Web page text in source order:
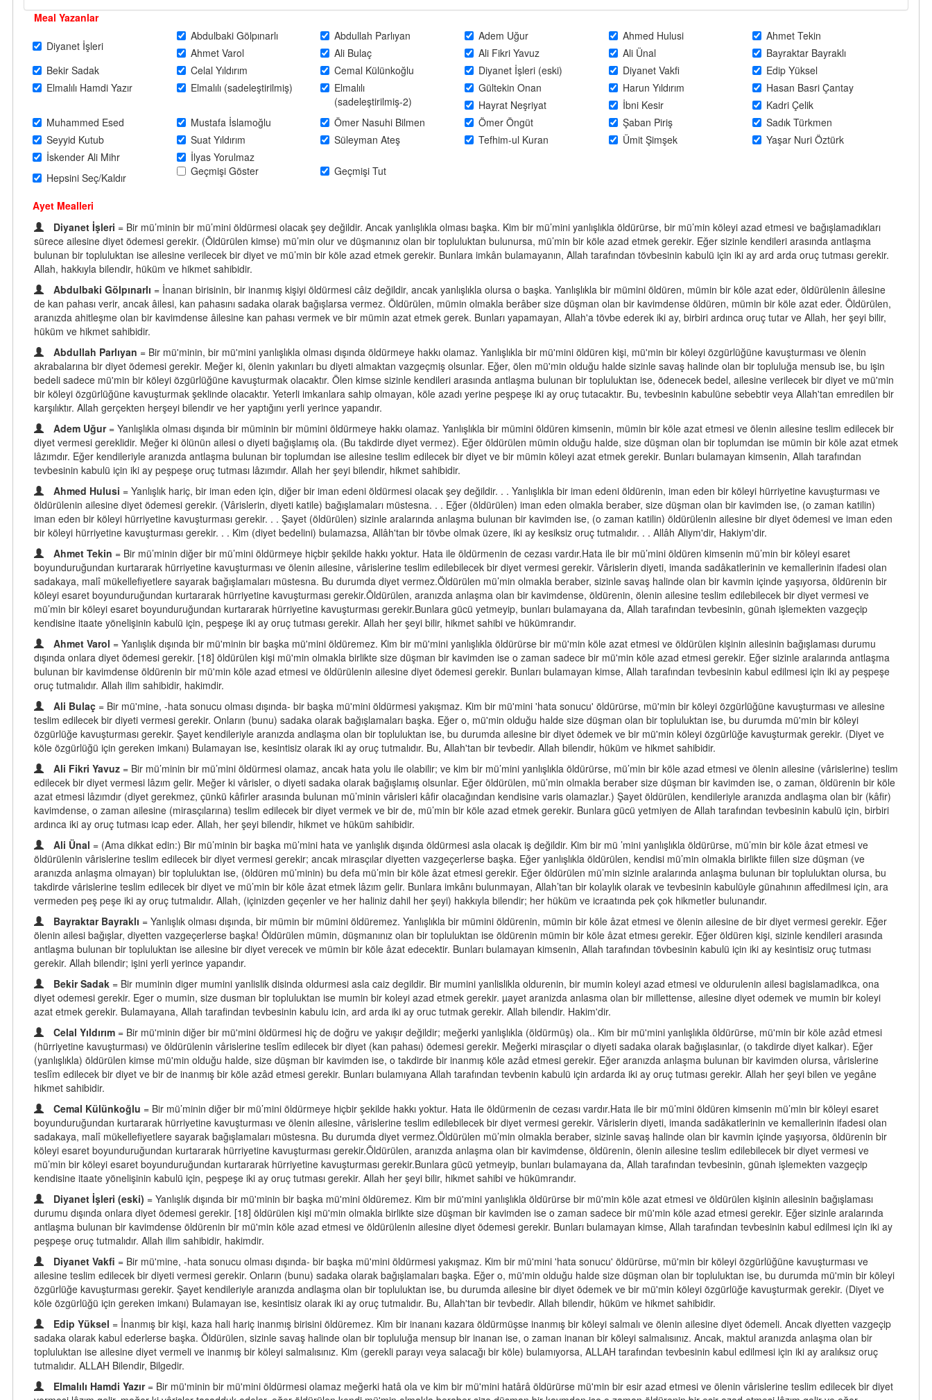
Meal Yazanlar
Diyanet İşleri
Abdulbaki Gölpınarlı Abdullah Parlıyan Adem Uğur Ahmed Hulusi
Ahmet Tekin
Ahmet Varol
Ali Bulaç Ali Fikri Yavuz Ali Ünal
Bayraktar Bayraklı
Bekir Sadak
Celal Yıldırım Cemal Külünkoğlu Diyanet İşleri (eski) Diyanet Vakfi
Edip Yüksel
Elmalılı Hamdi Yazır
Elmalılı (sadeleştirilmiş)
Elmalılı
(sadeleştirilmiş-2)
Gültekin Onan Harun Yıldırım
Hasan Basri Çantay
Hayrat Neşriyat
İbni Kesir
Kadri Çelik
Muhammed Esed
Mustafa İslamoğlu Ömer Nasuhi Bilmen Ömer Öngüt Şaban Piriş
Sadık Türkmen
Seyyid Kutub
Suat Yıldırım Süleyman Ateş Tefhim-ul Kuran Ümit Şimşek
Yaşar Nuri Öztürk
İskender Ali Mihr
İlyas Yorulmaz
Hepsini Seç/Kaldır
Geçmişi Göster Geçmişi Tut
Ayet Mealleri
Diyanet İşleri = Bir mü’minin bir mü’mini öldürmesi olacak şey değildir. Ancak yanlışlıkla olması başka. Kim bir mü’mini yanlışlıkla öldürürse, bir mü’min köleyi azad etmesi ve bağışlamadıkları
sürece ailesine diyet ödemesi gerekir. (Öldürülen kimse) mü’min olur ve düşmanınız olan bir topluluktan bulunursa, mü’min bir köle azad etmek gerekir. Eğer sizinle kendileri arasında antlaşma
bulunan bir topluluktan ise ailesine verilecek bir diyet ve mü’min bir köle azad etmek gerekir. Bunlara imkân bulamayanın, Allah tarafından tövbesinin kabulü için iki ay ard arda oruç tutması gerekir.
Allah, hakkıyla bilendir, hüküm ve hikmet sahibidir.
Abdulbaki Gölpınarlı = İnanan birisinin, bir inanmış kişiyi öldürmesi câiz değildir, ancak yanlışlıkla olursa o başka. Yanlışlıkla bir mümini öldüren, mümin bir köle azat eder, öldürülenin âilesine
de kan pahası verir, ancak âilesi, kan pahasını sadaka olarak bağışlarsa vermez. Öldürülen, mümin olmakla berâber size düşman olan bir kavimdense öldüren, mümin bir köle azat eder. Öldürülen,
aranızda ahitleşme olan bir kavimdense âilesine kan pahası vermek ve bir mümin azat etmek gerek. Bunları yapamayan, Allah'a tövbe ederek iki ay, birbiri ardınca oruç tutar ve Allah, her şeyi bilir,
hüküm ve hikmet sahibidir.
Abdullah Parlıyan = Bir mü'minin, bir mü'mini yanlışlıkla olması dışında öldürmeye hakkı olamaz. Yanlışlıkla bir mü'mini öldüren kişi, mü'min bir köleyi özgürlüğüne kavuşturması ve ölenin
akrabalarına bir diyet ödemesi gerekir. Meğer ki, ölenin yakınları bu diyeti almaktan vazgeçmiş olsunlar. Eğer, ölen mü'min olduğu halde sizinle savaş halinde olan bir topluluğa mensub ise, bu işin
bedeli sadece mü'min bir köleyi özgürlüğüne kavuşturmak olacaktır. Ölen kimse sizinle kendileri arasında antlaşma bulunan bir topluluktan ise, ödenecek bedel, ailesine verilecek bir diyet ve mü'min
bir köleyi özgürlüğüne kavuşturmak şeklinde olacaktır. Yeterli imkanlara sahip olmayan, köle azadı yerine peşpeşe iki ay oruç tutacaktır. Bu, tevbesinin kabulüne sebebtir veya Allah'tan emredilen bir
karşılıktır. Allah gerçekten herşeyi bilendir ve her yaptığını yerli yerince yapandır.
Adem Uğur = Yanlışlıkla olması dışında bir müminin bir mümini öldürmeye hakkı olamaz. Yanlışlıkla bir mümini öldüren kimsenin, mümin bir köle azat etmesi ve ölenin ailesine teslim edilecek bir
diyet vermesi gereklidir. Meğer ki ölünün ailesi o diyeti bağışlamış ola. (Bu takdirde diyet vermez). Eğer öldürülen mümin olduğu halde, size düşman olan bir toplumdan ise mümin bir köle azat etmek
lâzımdır. Eğer kendileriyle aranızda antlaşma bulunan bir toplumdan ise ailesine teslim edilecek bir diyet ve bir mümin köleyi azat etmek gerekir. Bunları bulamayan kimsenin, Allah tarafından
tevbesinin kabulü için iki ay peşpeşe oruç tutması lâzımdır. Allah her şeyi bilendir, hikmet sahibidir.
Ahmed Hulusi = Yanlışlık hariç, bir iman eden için, diğer bir iman edeni öldürmesi olacak şey değildir. . . Yanlışlıkla bir iman edeni öldürenin, iman eden bir köleyi hürriyetine kavuşturması ve
öldürülenin ailesine diyet ödemesi gerekir. (Vârislerin, diyeti katile) bağışlamaları müstesna. . . Eğer (öldürülen) iman eden olmakla beraber, size düşman olan bir kavimden ise, (o zaman katilin)
iman eden bir köleyi hürriyetine kavuşturması gerekir. . . Şayet (öldürülen) sizinle aralarında anlaşma bulunan bir kavimden ise, (o zaman katilin) öldürülenin ailesine bir diyet ödemesi ve iman eden
bir köleyi hürriyetine kavuşturması gerekir. . . Kim (diyet bedelini) bulamazsa, Allâh'tan bir tövbe olmak üzere, iki ay kesiksiz oruç tutmalıdır. . . Allâh Aliym'dir, Hakiym'dir.
Ahmet Tekin = Bir mü’minin diğer bir mü’mini öldürmeye hiçbir şekilde hakkı yoktur. Hata ile öldürmenin de cezası vardır.Hata ile bir mü’mini öldüren kimsenin mü’min bir köleyi esaret
boyunduruğundan kurtararak hürriyetine kavuşturması ve ölenin ailesine, vârislerine teslim edilebilecek bir diyet vermesi gerekir. Vârislerin diyeti, imanda sadâkatlerinin ve kemallerinin ifadesi olan
sadakaya, malî mükellefiyetlere sayarak bağışlamaları müstesna. Bu durumda diyet vermez.Öldürülen mü’min olmakla beraber, sizinle savaş halinde olan bir kavmin içinde yaşıyorsa, öldürenin bir
köleyi esaret boyunduruğundan kurtararak hürriyetine kavuşturması gerekir.Öldürülen, aranızda anlaşma olan bir kavimdense, öldürenin, ölenin ailesine teslim edilebilecek bir diyet vermesi ve
mü’min bir köleyi esaret boyunduruğundan kurtararak hürriyetine kavuşturması gerekir.Bunlara gücü yetmeyip, bunları bulamayana da, Allah tarafından tevbesinin, günah işlemekten vazgeçip
kendisine itaate yönelişinin kabulü için, peşpeşe iki ay oruç tutması gerekir. Allah her şeyi bilir, hikmet sahibi ve hükümrandır.
Ahmet Varol = Yanlışlık dışında bir mü'minin bir başka mü'mini öldüremez. Kim bir mü'mini yanlışlıkla öldürürse bir mü'min köle azat etmesi ve öldürülen kişinin ailesinin bağışlaması durumu
dışında onlara diyet ödemesi gerekir. [18] öldürülen kişi mü'min olmakla birlikte size düşman bir kavimden ise o zaman sadece bir mü'min köle azad etmesi gerekir. Eğer sizinle aralarında antlaşma
bulunan bir kavimdense öldürenin bir mü'min köle azad etmesi ve öldürülenin ailesine diyet ödemesi gerekir. Bunları bulamayan kimse, Allah tarafından tevbesinin kabul edilmesi için iki ay peşpeşe
oruç tutmalıdır. Allah ilim sahibidir, hakimdir.
Ali Bulaç = Bir mü'mine, -hata sonucu olması dışında- bir başka mü'mini öldürmesi yakışmaz. Kim bir mü'mini 'hata sonucu' öldürürse, mü'min bir köleyi özgürlüğüne kavuşturması ve ailesine
teslim edilecek bir diyeti vermesi gerekir. Onların (bunu) sadaka olarak bağışlamaları başka. Eğer o, mü'min olduğu halde size düşman olan bir topluluktan ise, bu durumda mü'min bir köleyi
özgürlüğe kavuşturması gerekir. Şayet kendileriyle aranızda andlaşma olan bir topluluktan ise, bu durumda ailesine bir diyet ödemek ve bir mü'min köleyi özgürlüğe kavuşturmak gerekir. (Diyet ve
köle özgürlüğü için gereken imkanı) Bulamayan ise, kesintisiz olarak iki ay oruç tutmalıdır. Bu, Allah'tan bir tevbedir. Allah bilendir, hüküm ve hikmet sahibidir.
Ali Fikri Yavuz = Bir mü’minin bir mü’mini öldürmesi olamaz, ancak hata yolu ile olabilir; ve kim bir mü’mini yanlışlıkla öldürürse, mü’min bir köle azad etmesi ve ölenin ailesine (vârislerine) teslim
edilecek bir diyet vermesi lâzım gelir. Meğer ki vârisler, o diyeti sadaka olarak bağışlamış olsunlar. Eğer öldürülen, mü’min olmakla beraber size düşman bir kavimden ise, o zaman, öldürenin bir köle
azat etmesi lâzımdır (diyet gerekmez, çünkü kâfirler arasında bulunan mü’minin vârisleri kâfir olacağından kendisine varis olamazlar.) Şayet öldürülen, kendileriyle aranızda andlaşma olan bir (kâfir)
kavimdense, o zaman ailesine (mirasçılarına) teslim edilecek bir diyet vermek ve bir de, mü’min bir köle azad etmek gerekir. Bunlara gücü yetmiyen de Allah tarafından tevbesinin kabulü için, birbiri
ardınca iki ay oruç tutması icap eder. Allah, her şeyi bilendir, hikmet ve hüküm sahibidir.
Ali Ünal = (Ama dikkat edin:) Bir mü’minin bir başka mü’mini hata ve yanlışlık dışında öldürmesi asla olacak iş değildir. Kim bir mü ’mini yanlışlıkla öldürürse, mü’min bir köle âzat etmesi ve
öldürülenin vârislerine teslim edilecek bir diyet vermesi gerekir; ancak mirasçılar diyetten vazgeçerlerse başka. Eğer yanlışlıkla öldürülen, kendisi mü’min olmakla birlikte fiilen size düşman (ve
aranızda anlaşma olmayan) bir topluluktan ise, (öldüren mü’minin) bu defa mü’min bir köle âzat etmesi gerekir. Eğer öldürülen mü’min sizinle aralarında anlaşma bulunan bir topluluktan olursa, bu
takdirde vârislerine teslim edilecek bir diyet ve mü’min bir köle âzat etmek lâzım gelir. Bunlara imkânı bulunmayan, Allah’tan bir kolaylık olarak ve tevbesinin kabulüyle günahının affedilmesi için, ara
vermeden peş peşe iki ay oruç tutmalıdır. Allah, (içinizden geçenler ve her haliniz dahil her şeyi) hakkıyla bilendir; her hüküm ve icraatında pek çok hikmetler bulunandır.
Bayraktar Bayraklı = Yanlışlık olması dışında, bir mümin bir mümini öldüremez. Yanlışlıkla bir mümini öldürenin, mümin bir köle âzat etmesi ve ölenin ailesine de bir diyet vermesi gerekir. Eğer
ölenin ailesi bağışlar, diyetten vazgeçerlerse başka! Öldürülen mümin, düşmanınız olan bir topluluktan ise öldürenin mümin bir köle âzat etmesı gerekir. Eğer öldüren kişi, sizinle kendileri arasında
antlaşma bulunan bir topluluktan ise ailesine bir diyet verecek ve mümin bir köle âzat edecektir. Bunları bulamayan kimsenin, Allah tarafından tövbesinin kabulü için iki ay kesintisiz oruç tutması
gerekir. Allah bilendir; işini yerli yerince yapandır.
Bekir Sadak = Bir muminin diger mumini yanlislik disinda oldurmesi asla caiz degildir. Bir mumini yanlislikla oldurenin, bir mumin koleyi azad etmesi ve oldurulenin ailesi bagislamadikca, ona
diyet odemesi gerekir. Eger o mumin, size dusman bir topluluktan ise mumin bir koleyi azad etmek gerekir. µayet aranizda anlasma olan bir millettense, ailesine diyet odemek ve mumin bir koleyi
azat etmek gerekir. Bulamayana, Allah tarafindan tevbesinin kabulu icin, ard arda iki ay oruc tutmak gerekir. Allah bilendir. Hakim'dir.
Celal Yıldırım = Bir mü'minin diğer bir mü'mini öldürmesi hiç de doğru ve yakışır değildir; meğerki yanlışlıkla (öldürmüş) ola.. Kim bir mü'mini yanlışlıkla öldürürse, mü'min bir köle azâd etmesi
(hürriyetine kavuşturması) ve öldürülenin vârislerine teslîm edilecek bir diyet (kan pahası) ödemesi gerekir. Meğerki mirasçılar o diyeti sadaka olarak bağışlasınlar, (o takdirde diyet kalkar). Eğer
(yanlışlıkla) öldürülen kimse mü'min olduğu halde, size düşman bir kavimden ise, o takdirde bir inanmış köle azâd etmesi gerekir. Eğer aranızda anlaşma bulunan bir kavimden olursa, vârislerine
teslîm edilecek bir diyet ve bir de inanmış bir köle azâd etmesi gerekir. Bunları bulamıyana Allah tarafından tevbenin kabulü için ardarda iki ay oruç tutması gerekir. Allah her şeyi bilen ve yegâne
hikmet sahibidir.
Cemal Külünkoğlu = Bir mü’minin diğer bir mü’mini öldürmeye hiçbir şekilde hakkı yoktur. Hata ile öldürmenin de cezası vardır.Hata ile bir mü’mini öldüren kimsenin mü’min bir köleyi esaret
boyunduruğundan kurtararak hürriyetine kavuşturması ve ölenin ailesine, vârislerine teslim edilebilecek bir diyet vermesi gerekir. Vârislerin diyeti, imanda sadâkatlerinin ve kemallerinin ifadesi olan
sadakaya, malî mükellefiyetlere sayarak bağışlamaları müstesna. Bu durumda diyet vermez.Öldürülen mü’min olmakla beraber, sizinle savaş halinde olan bir kavmin içinde yaşıyorsa, öldürenin bir
köleyi esaret boyunduruğundan kurtararak hürriyetine kavuşturması gerekir.Öldürülen, aranızda anlaşma olan bir kavimdense, öldürenin, ölenin ailesine teslim edilebilecek bir diyet vermesi ve
mü’min bir köleyi esaret boyunduruğundan kurtararak hürriyetine kavuşturması gerekir.Bunlara gücü yetmeyip, bunları bulamayana da, Allah tarafından tevbesinin, günah işlemekten vazgeçip
kendisine itaate yönelişinin kabulü için, peşpeşe iki ay oruç tutması gerekir. Allah her şeyi bilir, hikmet sahibi ve hükümrandır.
Diyanet İşleri (eski) = Yanlışlık dışında bir mü'minin bir başka mü'mini öldüremez. Kim bir mü'mini yanlışlıkla öldürürse bir mü'min köle azat etmesi ve öldürülen kişinin ailesinin bağışlaması
durumu dışında onlara diyet ödemesi gerekir. [18] öldürülen kişi mü'min olmakla birlikte size düşman bir kavimden ise o zaman sadece bir mü'min köle azad etmesi gerekir. Eğer sizinle aralarında
antlaşma bulunan bir kavimdense öldürenin bir mü'min köle azad etmesi ve öldürülenin ailesine diyet ödemesi gerekir. Bunları bulamayan kimse, Allah tarafından tevbesinin kabul edilmesi için iki ay
peşpeşe oruç tutmalıdır. Allah ilim sahibidir, hakimdir.
Diyanet Vakfi = Bir mü'mine, -hata sonucu olması dışında- bir başka mü'mini öldürmesi yakışmaz. Kim bir mü'mini 'hata sonucu' öldürürse, mü'min bir köleyi özgürlüğüne kavuşturması ve
ailesine teslim edilecek bir diyeti vermesi gerekir. Onların (bunu) sadaka olarak bağışlamaları başka. Eğer o, mü'min olduğu halde size düşman olan bir topluluktan ise, bu durumda mü'min bir köleyi
özgürlüğe kavuşturması gerekir. Şayet kendileriyle aranızda andlaşma olan bir topluluktan ise, bu durumda ailesine bir diyet ödemek ve bir mü'min köleyi özgürlüğe kavuşturmak gerekir. (Diyet ve
köle özgürlüğü için gereken imkanı) Bulamayan ise, kesintisiz olarak iki ay oruç tutmalıdır. Bu, Allah'tan bir tevbedir. Allah bilendir, hüküm ve hikmet sahibidir.
Edip Yüksel = İnanmış bir kişi, kaza hali hariç inanmış birisini öldüremez. Kim bir inananı kazara öldürmüşse inanmış bir köleyi salmalı ve ölenin ailesine diyet ödemeli. Ancak diyetten vazgeçip
sadaka olarak kabul ederlerse başka. Öldürülen, sizinle savaş halinde olan bir topluluğa mensup bir inanan ise, o zaman inanan bir köleyi salmalısınız. Ancak, maktul aranızda anlaşma olan bir
topluluktan ise ailesine diyet vermeli ve inanmış bir köleyi salmalısınız. Kim (gerekli parayı veya salacağı bir köle) bulamıyorsa, ALLAH tarafından tevbesinin kabul edilmesi için iki ay aralıksız oruç
tutmalıdır. ALLAH Bilendir, Bilgedir.
Elmalılı Hamdi Yazır = Bir mü'minin bir mü'mini öldürmesi olamaz meğerki hatâ ola ve kim bir mü'mini hatârâ öldürürse mü'min bir esir azad etmesi ve ölenin vârislerine teslim edilecek bir diyet